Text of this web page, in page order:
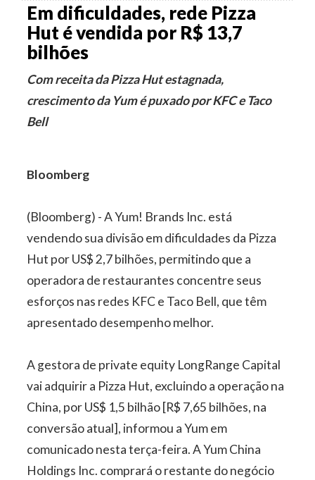
Em dificuldades, rede Pizza
Hut é vendida por R$ 13,7
bilhões
Com receita da Pizza Hut estagnada,
crescimento da Yum é puxado por KFC e Taco
Bell
Bloomberg
(Bloomberg) - A Yum! Brands Inc. está
vendendo sua divisão em dificuldades da Pizza
Hut por US$ 2,7 bilhões, permitindo que a
operadora de restaurantes concentre seus
esforços nas redes KFC e Taco Bell, que têm
apresentado desempenho melhor.
A gestora de private equity LongRange Capital
vai adquirir a Pizza Hut, excluindo a operação na
China, por US$ 1,5 bilhão [R$ 7,65 bilhões, na
conversão atual], informou a Yum em
comunicado nesta terça-feira. A Yum China
Holdings Inc. comprará o restante do negócio